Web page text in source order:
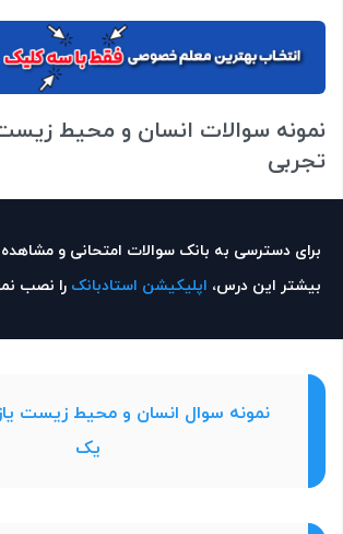
نمونه سوالات انسان و محیط
تجربی
برای دسترسی به بانک سوالات امتحانی و
بیشتر این درس، اپلیکیشن استادبانک را نصب
نمونه سوال انسان و محیط زیست
یک